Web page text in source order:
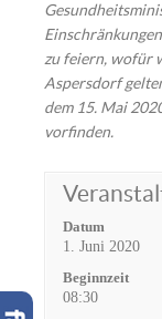
zu feiern, wofür
Aspersdorf
dem 15. Mai
vorfinden.
Datum
1. Juni 2020
Beginnzeit
08:30